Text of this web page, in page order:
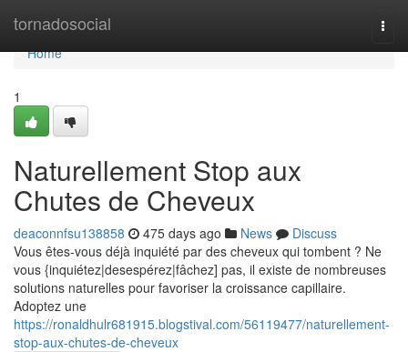
tornadosocial
Home
Home
1
Naturellement Stop aux
Chutes de Cheveux
deaconnfsu138858 475 days ago News
Discuss
Vous êtes-vous déjà inquiété par des cheveux qui tombent ? Ne
vous {inquiétez|desespérez|fâchez] pas, il existe de nombreuses
solutions naturelles pour favoriser la croissance capillaire.
Adoptez une
https://ronaldhulr681915.blogstival.com/56119477/naturellement-
stop-aux-chutes-de-cheveux